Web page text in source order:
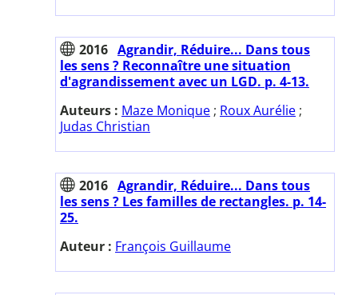
2016 Agrandir, Réduire... Dans tous
les sens ? Reconnaître une situation
d'agrandissement avec un LGD. p. 4-13.
Auteurs : Maze Monique ; Roux Aurélie ;
Judas Christian
2016 Agrandir, Réduire... Dans tous
les sens ? Les familles de rectangles. p. 14-
25.
Auteur : François Guillaume